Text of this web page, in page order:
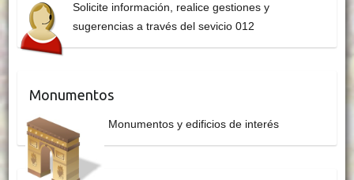
Solicite información, realice gestiones y
sugerencias a través del sevicio 012
Monumentos
Monumentos y edificios de interés